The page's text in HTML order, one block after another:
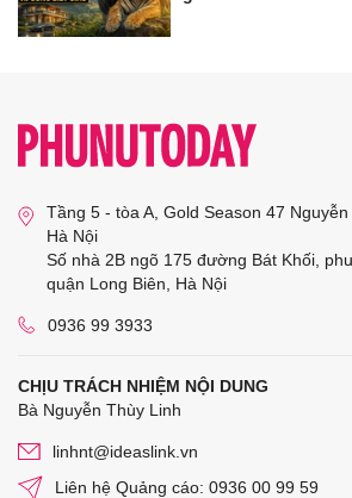
Tầng 5 - tòa A, Gold Season 47 Nguyễn
Hà Nội
Số nhà 2B ngõ 175 đường Bát Khối,
quận Long Biên, Hà Nội
0936 99 3933
CHỊU TRÁCH NHIỆM NỘI DUNG
Bà Nguyễn Thùy Linh
linhnt@ideaslink.vn
Liên hệ Quảng cáo: 0936 00 99 59